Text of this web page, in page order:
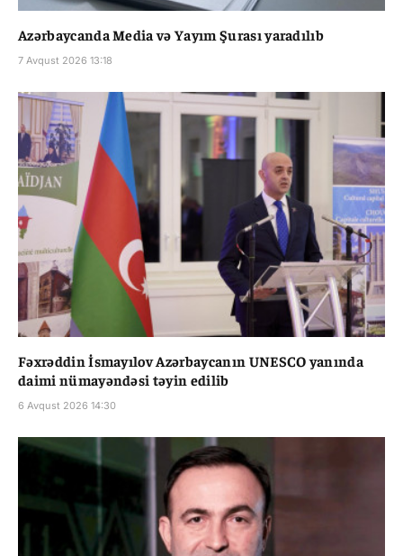
Azərbaycanda Media və Yayım Şurası yaradılıb
7 Avqust 2026 13:18
Fəxrəddin İsmayılov Azərbaycanın UNESCO yanında
daimi nümayəndəsi təyin edilib
6 Avqust 2026 14:30